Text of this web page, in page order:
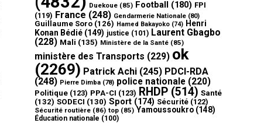
Duekoue (85) Football (180) FPI
(119) France (248) Gendarmerie Nationale (80)
Guillaume Soro (126) Hamed Bakayoko (74) Henri
Konan Bédié (149) justice (101) Laurent Gbagbo
(228) Mali (135) Ministère de la Santé (85)
ministère des Transports (229) ok
(2269) Patrick Achi (245) PDCI-RDA
(248) Pierre Dimba (78) police nationale (220)
Politique (123) PPA-CI (123) RHDP (514) Santé
(132) SODECI (130) Sport (174) Sécurité (122)
Sécurité routière (86) top (85) Yamoussoukro (148)
Éducation nationale (100)